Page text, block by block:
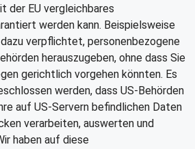
der EU vergleichbares
werden kann. Beispielsweise
verpflichtet, personenbezogene
herauszugeben, ohne dass Sie
gerichtlich vorgehen könnten. Es
werden, dass US-Behörden
auf US-Servern befindlichen Daten
verarbeiten, auswerten und
haben auf diese